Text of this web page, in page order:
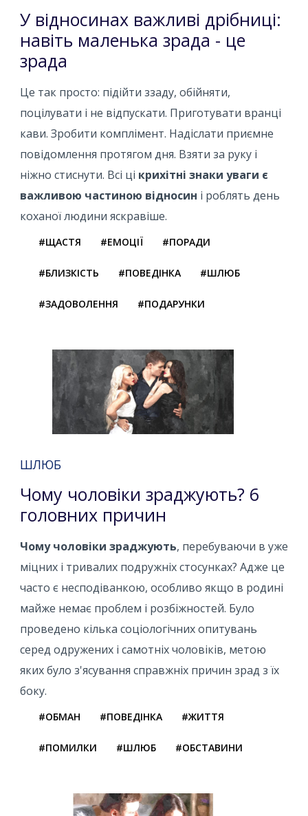
У відносинах важливі дрібниці:
навіть маленька зрада - це
зрада
Це так просто: підійти ззаду, обійняти,
поцілувати і не відпускати. Приготувати вранці
кави. Зробити комплімент. Надіслати приємне
повідомлення протягом дня. Взяти за руку і
ніжно стиснути. Всі ці крихітні знаки уваги є
важливою частиною відносин і роблять день
коханої людини яскравіше.
#ЩАСТЯ #ЕМОЦІЇ #ПОРАДИ
#БЛИЗКІСТЬ #ПОВЕДІНКА #ШЛЮБ
#ЗАДОВОЛЕННЯ #ПОДАРУНКИ
ШЛЮБ
Чому чоловіки зраджують? 6
головних причин
Чому чоловіки зраджують, перебуваючи в уже
міцних і тривалих подружніх стосунках? Адже це
часто є несподіванкою, особливо якщо в родині
майже немає проблем і розбіжностей. Було
проведено кілька соціологічних опитувань
серед одружених і самотніх чоловіків, метою
яких було з'ясування справжніх причин зрад з їх
боку.
#ОБМАН #ПОВЕДІНКА #ЖИТТЯ
#ПОМИЛКИ #ШЛЮБ #ОБСТАВИНИ